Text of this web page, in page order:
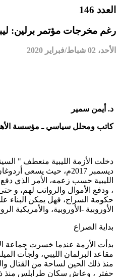
العدد 146
رغم مخرجات مؤتمر برلين:
الأحد، 02 شباط/فبراير 2020
د. أيمن سمير
كاتب ومحلل سياسي ـ مؤسسة
دخلت الأزمة الليبية منعطف "
ديسمبر 2017م، حيث
الليبية حسب زعمه، الأمر الذي
الأوروبية -الأوروبية،
بداية الصراع
مقاعد البرلمان الليبي، ولجأت
منذ ذلك الحين لساحة من القتال